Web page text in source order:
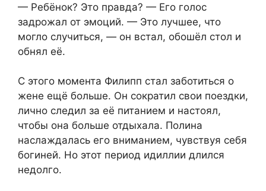
— Ребёнок? Это правда? — Его голос
задрожал от эмоций. — Это лучшее, что
могло случиться, — он встал, обошёл стол и
обнял её.
С этого момента Филипп стал заботиться о
жене ещё больше. Он сократил свои поездки,
лично следил за её питанием и настоял,
чтобы она больше отдыхала. Полина
наслаждалась его вниманием, чувствуя себя
богиней. Но этот период идиллии длился
недолго.